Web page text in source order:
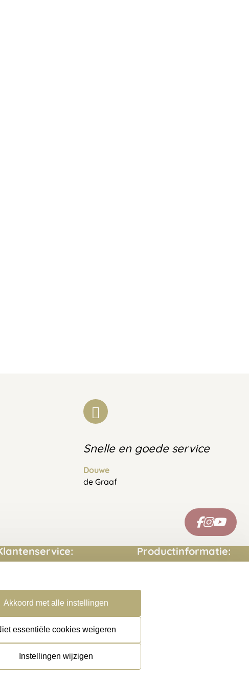
Snelle en goede service
Douwe
de Graaf
vragen
Productinformatie:
Sitemap
Akkoord met alle instellingen
essentiële cookies weigeren
Instellingen wijzigen